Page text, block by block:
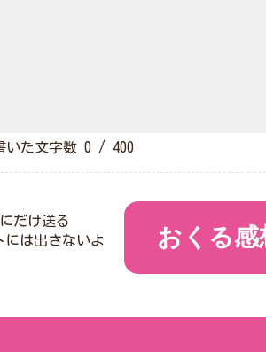
いた文字数 0 / 400
だけ送る
は出さないよ
おくる感